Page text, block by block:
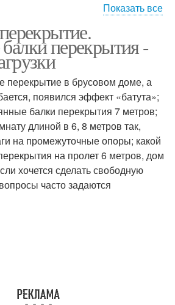
деревянным балкам
Перекрытия в доме
Межэтажное
перекрытие
Показать все
перекрытия -
перекрытие в брусовом доме, а
появился эффект «батута»;
балки перекрытия 7 метров;
длиной в 6, 8 метров так,
на промежуточные опоры; какой
на пролет 6 метров, дом
хочется сделать свободную
часто задаются